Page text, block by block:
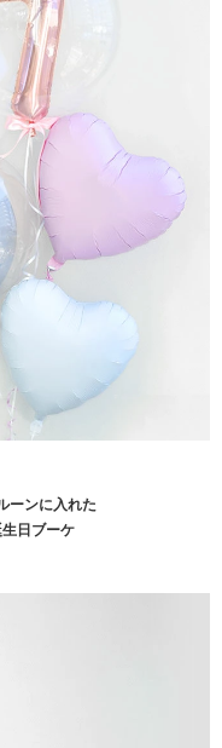
ーンに入れた
日ブーケ